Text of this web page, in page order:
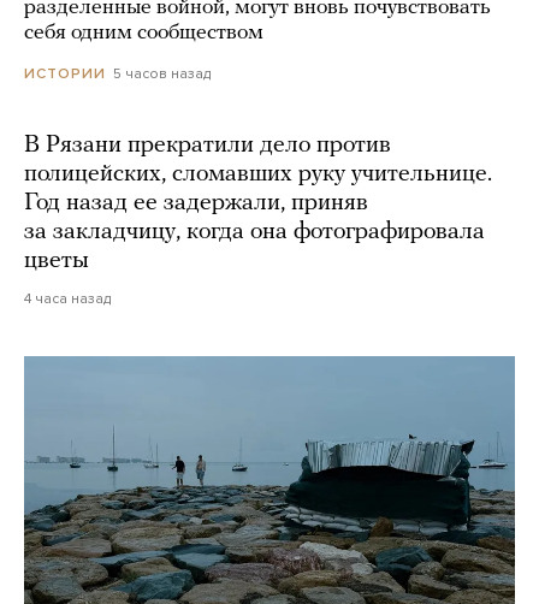
разделенные войной, могут вновь почувствовать
себя одним сообществом
ИСТОРИИ 5 часов назад
В Рязани прекратили дело против
полицейских, сломавших руку учительнице.
Год назад ее задержали, приняв
за закладчицу, когда она фотографировала
цветы
4 часа назад